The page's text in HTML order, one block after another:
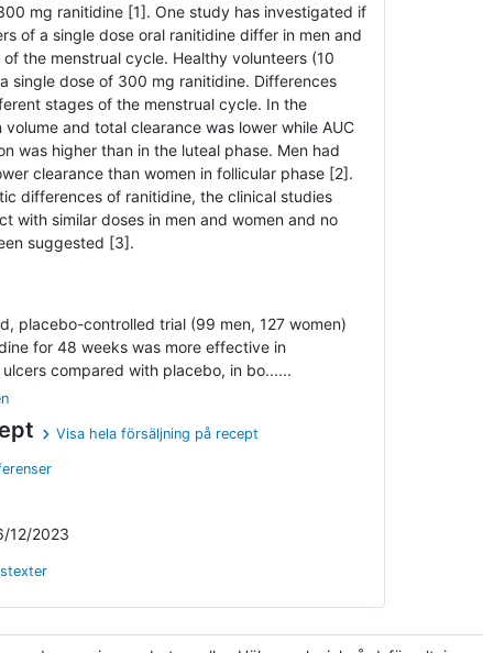
mg ranitidine [1]. One study has investigated if
of a single dose oral ranitidine differ in men and
the menstrual cycle. Healthy volunteers (10
single dose of 300 mg ranitidine. Differences
stages of the menstrual cycle. In the
and total clearance was lower while AUC
was higher than in the luteal phase. Men had
clearance than women in follicular phase [2].
differences of ranitidine, the clinical studies
with similar doses in men and women and no
suggested [3].
placebo-controlled trial (99 men, 127 women)
for 48 weeks was more effective in
compared with placebo, in bo......
Visa hela försäljning på recept
12/2023